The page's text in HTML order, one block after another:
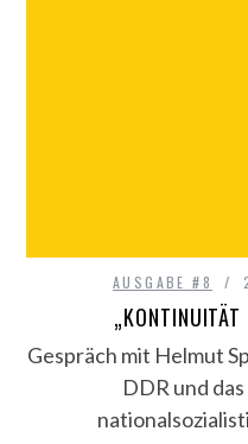
AUSGABE #8
„KONTINUITÄT
Gespräch mit Helmut
DDR und